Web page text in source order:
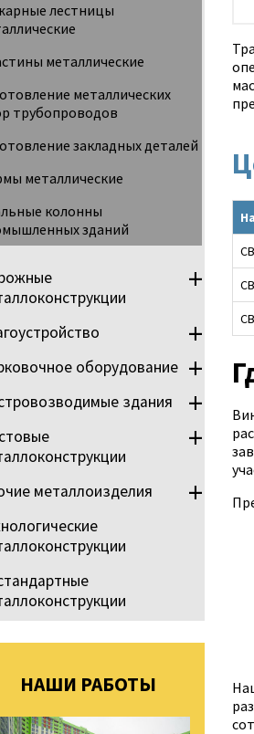
лестницы
металлические
металлических
трубопроводов
закладных деталей
металлические
колонны
зданий
оборудование
здания
металлоизделия
НАШИ РАБОТЫ